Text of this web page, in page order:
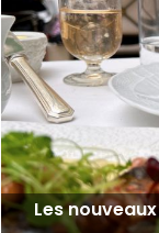
Les